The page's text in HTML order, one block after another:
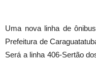
Uma nova linha de
Prefeitura de
Será a linha 406-Sertão